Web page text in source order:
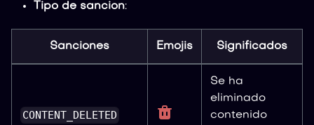
Tipo de sancion:
Sanciones Emojis Significados
CONTENT_DELETED
Se ha
eliminado
contenido